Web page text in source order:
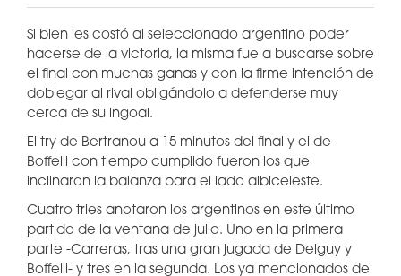
Si bien les costó al seleccionado argentino poder
hacerse de la victoria, la misma fue a buscarse sobre
el final con muchas ganas y con la firme intención de
doblegar al rival obligándolo a defenderse muy
cerca de su ingoal.
El try de Bertranou a 15 minutos del final y el de
Boffelli con tiempo cumplido fueron los que
inclinaron la balanza para el lado albiceleste.
Cuatro tries anotaron los argentinos en este último
partido de la ventana de julio. Uno en la primera
parte -Carreras, tras una gran jugada de Delguy y
Boffelli- y tres en la segunda. Los ya mencionados de